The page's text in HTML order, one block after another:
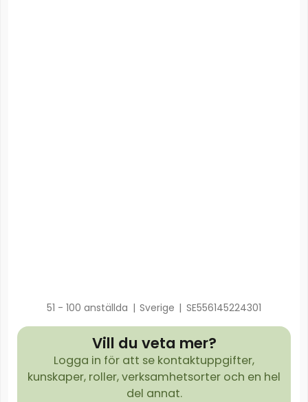
51 - 100 anställda | Sverige | SE556145224301
Vill du veta mer?
Logga in för att se kontaktuppgifter,
kunskaper, roller, verksamhetsorter och en hel
del annat.